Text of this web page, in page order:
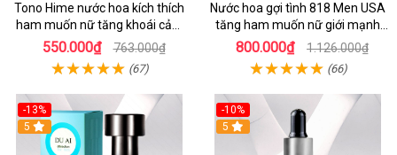
Tono Hime nước hoa kích thích
ham muốn nữ tăng khoái cảm
an toàn
550.000₫ 763.000₫
(67)
Nước hoa gợi tình 818 Men USA
tăng ham muốn nữ giới mạnh
nhất
800.000₫ 1.126.000₫
(66)
-13%
Hot
5
-10%
5